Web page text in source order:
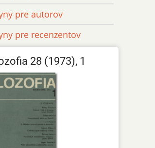
pre autorov
pre recenzentov
28 (1973), 1